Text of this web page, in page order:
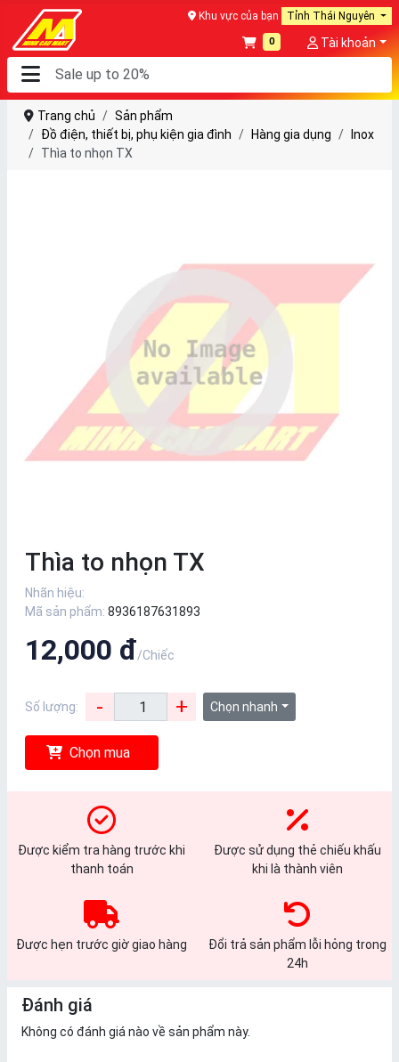
Khu vực của bạn Tỉnh Thái Nguyên
0 Tài khoản
Trang chủ
Sản phẩm
Đồ điện, thiết bị, phụ kiện gia đình
Hàng gia dụng
Inox
Thìa to nhọn TX
Thìa to nhọn TX
Nhãn hiệu:
Mã sản phẩm: 8936187631893
12,000 đ/Chiếc
Số lượng: - + Chọn nhanh
Chọn mua
Được kiểm tra hàng trước khi
thanh toán
Được sử dụng thẻ chiếu khấu
khi là thành viên
Được hẹn trước giờ giao hàng
Đổi trả sản phẩm lỗi hỏng trong
24h
Đánh giá
Không có đánh giá nào về sản phẩm này.